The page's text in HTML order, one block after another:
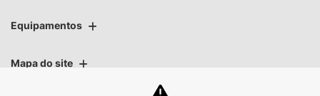
Equipamentos
Mapa do site